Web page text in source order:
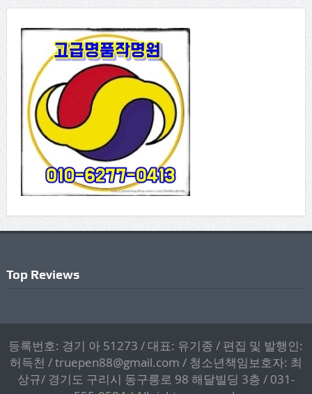
Top Reviews
등록번호: 경기 아 51273 / 대표: 유기종 / 편집 및 발행인:
허득천 / truepen88@gmail.com / 청소년책임보호자: 최
상규/ 경기도 구리시 동구릉로 98 해달빌딩 3층 / 031-